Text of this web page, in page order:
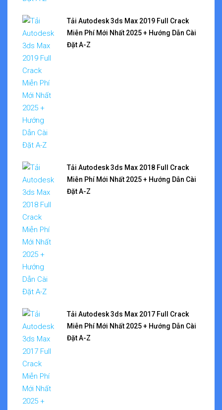
Tải Autodesk 3ds Max 2019 Full Crack
Miễn Phí Mới Nhất 2025 + Hướng Dẫn Cài
Đặt A-Z
Tải Autodesk 3ds Max 2018 Full Crack
Miễn Phí Mới Nhất 2025 + Hướng Dẫn Cài
Đặt A-Z
Tải Autodesk 3ds Max 2017 Full Crack
Miễn Phí Mới Nhất 2025 + Hướng Dẫn Cài
Đặt A-Z